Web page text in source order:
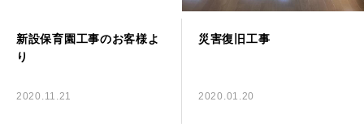
新設保育園工事のお客様よ
り
2020.11.21
災害復旧工事
2020.01.20
お問い合わせ